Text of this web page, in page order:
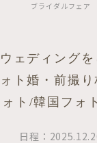
ブライダルフェア
ウェディングを
ト婚・前撮り
ォト/韓国フォ
日程：